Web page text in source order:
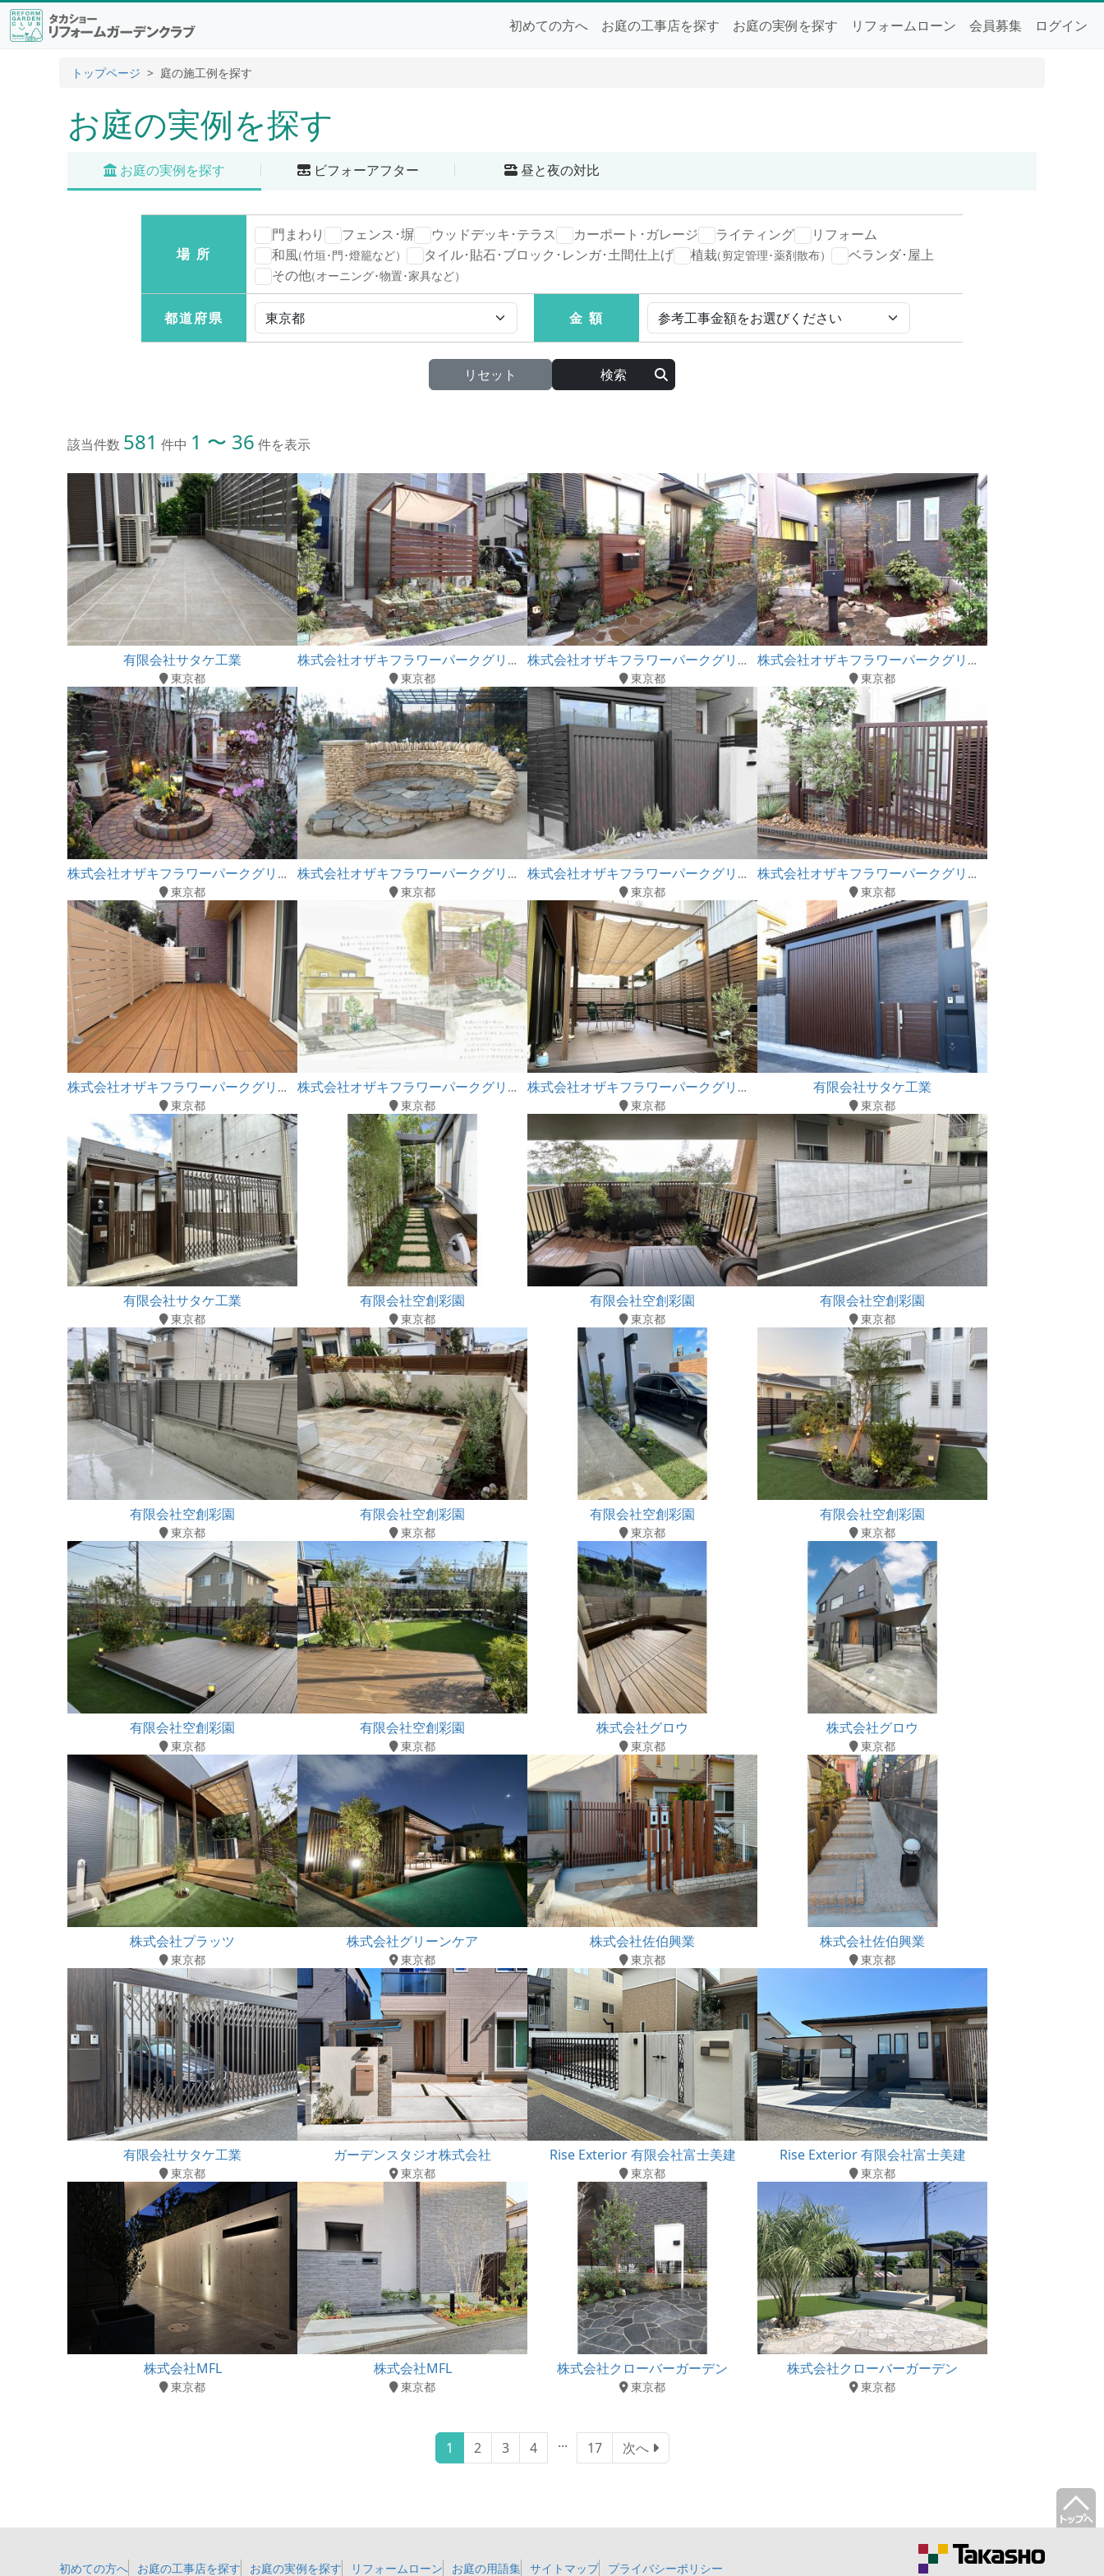
初めての方へ お庭の工事店を探す お庭の実例を探す リフォームローン 会員募集 ログイン
トップページ 庭の施工例を探す
お庭の実例を探す
お庭の実例を探す ビフォーアフター 昼と夜の対比
場 所
門まわり フェンス･塀 ウッドデッキ･テラス カーポート･ガレージ ライティング
リフォーム
和風（竹垣･門･燈籠など） タイル･貼石･ブロック･レンガ･土間仕上げ 植栽（剪定管理･薬剤散布）
ベランダ･屋上
その他（オーニング･物置･家具など）
都道府県 金 額
リセット
該当件数 581 件中 1 〜 36 件を表示
有限会社サタケ工業
東京都
株式会社オザキフラワーパークグリーンブリーズ
東京都
株式会社オザキフラワーパークグリーンブリーズ
東京都
株式会社オザキフラワーパークグリーンブリーズ
東京都
株式会社オザキフラワーパークグリーンブリーズ
東京都
株式会社オザキフラワーパークグリーンブリーズ
東京都
株式会社オザキフラワーパークグリーンブリーズ
東京都
株式会社オザキフラワーパークグリーンブリーズ
東京都
株式会社オザキフラワーパークグリーンブリーズ
東京都
株式会社オザキフラワーパークグリーンブリーズ
東京都
株式会社オザキフラワーパークグリーンブリーズ
東京都
有限会社サタケ工業
東京都
有限会社サタケ工業
東京都
有限会社空創彩園
東京都
有限会社空創彩園
東京都
有限会社空創彩園
東京都
有限会社空創彩園
東京都
有限会社空創彩園
東京都
有限会社空創彩園
東京都
有限会社空創彩園
東京都
有限会社空創彩園
東京都
有限会社空創彩園
東京都
株式会社グロウ
東京都
株式会社グロウ
東京都
株式会社プラッツ
東京都
株式会社グリーンケア
東京都
株式会社佐伯興業
東京都
株式会社佐伯興業
東京都
有限会社サタケ工業
東京都
ガーデンスタジオ株式会社
東京都
Rise Exterior 有限会社富士美建
東京都
Rise Exterior 有限会社富士美建
東京都
株式会社MFL
東京都
株式会社MFL
東京都
株式会社クローバーガーデン
東京都
株式会社クローバーガーデン
東京都
1 2 3 4 ... 17 次へ
初めての方へ お庭の工事店を探す お庭の実例を探す リフォームローン お庭の用語集 サイトマップ プライバシーポリシー